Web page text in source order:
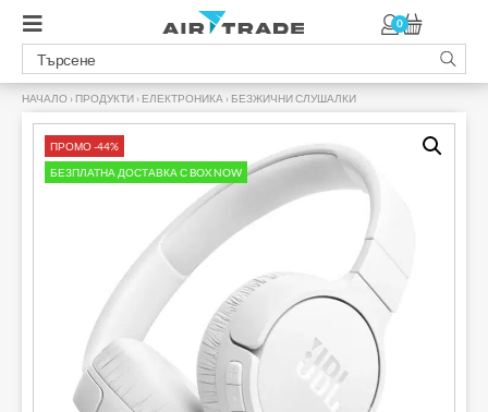
0
НАЧАЛО › ПРОДУКТИ › ЕЛЕКТРОНИКА › БЕЗЖИЧНИ СЛУШАЛКИ
ПРОМО -44%
БЕЗПЛАТНА ДОСТАВКА С BOX NOW